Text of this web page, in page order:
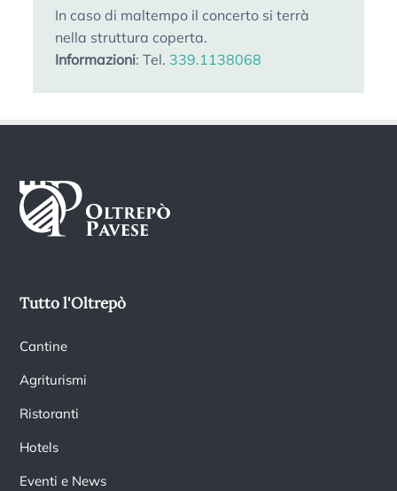
In caso di maltempo il concerto si terrà
nella struttura coperta.
Informazioni: Tel. 339.1138068
Tutto l'Oltrepò
Cantine
Agriturismi
Ristoranti
Hotels
Eventi e News